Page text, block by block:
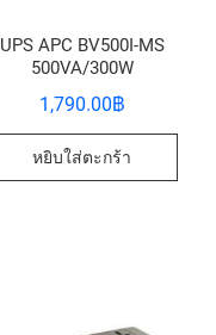
UPS APC BV500I-MS
500VA/300W
1,790.00฿
หยิบใส่ตะกร้า